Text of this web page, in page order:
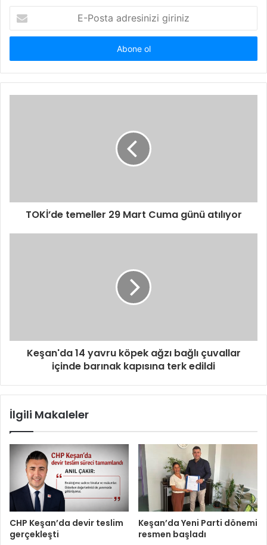
Posta
adresinizi
TOKİ’de temeller 29 Mart Cuma günü atılıyor
Keşan'da 14 yavru köpek ağzı bağlı çuvallar
içinde barınak kapısına terk edildi
İlgili Makaleler
CHP Keşan’da devir teslim
gerçekleşti
Keşan’da Yeni Parti dönemi
resmen başladı